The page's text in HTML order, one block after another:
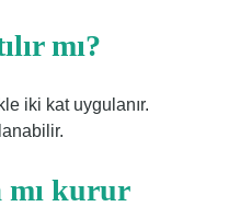
mı?
iki kat uygulanır.
mı kurur